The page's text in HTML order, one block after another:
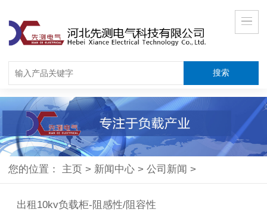
您的位置： 主页 > 新闻中心 > 公司新闻 >
出租10kv负载柜-阻感性/阻容性